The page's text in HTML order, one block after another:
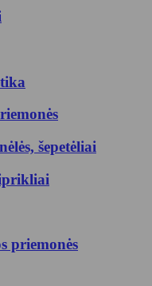
šepetėliai
priemonės